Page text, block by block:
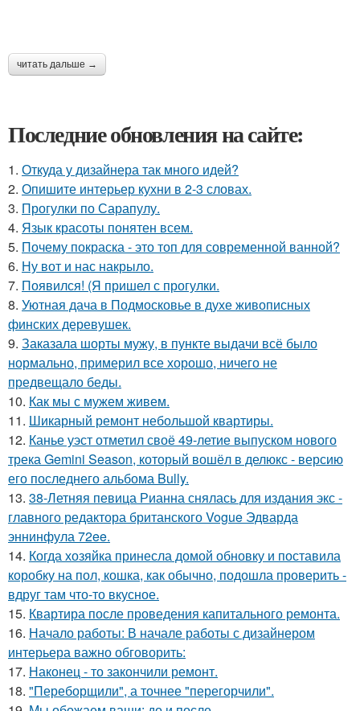
читать дальше →
Последние обновления на сайте:
1. Откуда у дизайнера так много идей?
2. Опишите интерьер кухни в 2-3 словах.
3. Прогулки по Сарапулу.
4. Язык красоты понятен всем.
5. Почему покраска - это топ для современной ванной?
6. Ну вот и нас накрыло.
7. Появился! (Я пришел с прогулки.
8. Уютная дача в Подмосковье в духе живописных
финских деревушек.
9. Заказала шорты мужу, в пункте выдачи всё было
нормально, примерил все хорошо, ничего не
предвещало беды.
10. Как мы с мужем живем.
11. Шикарный ремонт небольшой квартиры.
12. Канье уэст отметил своё 49-летие выпуском нового
трека Gemini Season, который вошёл в делюкс - версию
его последнего альбома Bully.
13. 38-Летняя певица Рианна снялась для издания экс -
главного редактора британского Vogue Эдварда
эннинфула 72ee.
14. Когда хозяйка принесла домой обновку и поставила
коробку на пол, кошка, как обычно, подошла проверить -
вдруг там что-то вкусное.
15. Квартира после проведения капитального ремонта.
16. Начало работы: В начале работы с дизайнером
интерьера важно обговорить:
17. Наконец - то закончили ремонт.
18. "Переборщили", а точнее "перегорчили".